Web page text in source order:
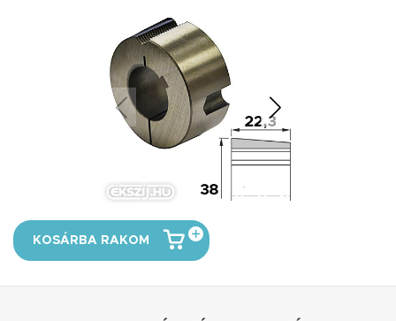
KOSÁRBA RAKOM